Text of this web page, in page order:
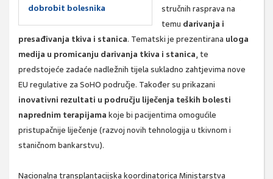
dobrobit bolesnika
stručnih rasprava na
temu darivanja i
presađivanja tkiva i stanica. Tematski je prezentirana uloga
medija u promicanju darivanja tkiva i stanica, te
predstojeće zadaće nadležnih tijela sukladno zahtjevima nove
EU regulative za SoHO područje. Također su prikazani
inovativni rezultati u području liječenja teških bolesti
naprednim terapijama koje bi pacijentima omogućile
pristupačnije liječenje (razvoj novih tehnologija u tkivnom i
staničnom bankarstvu).
Nacionalna transplantacijska koordinatorica Ministarstva